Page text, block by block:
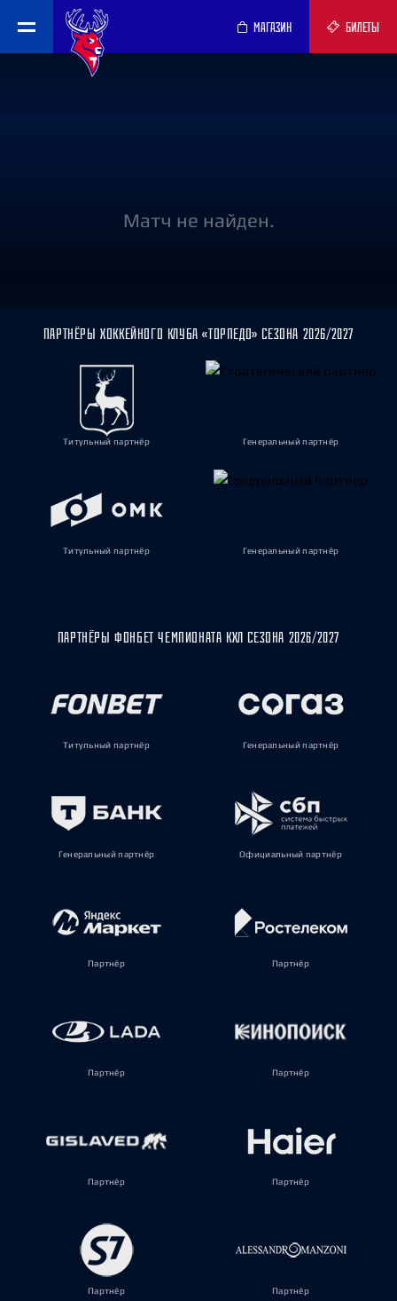
МАГАЗИН БИЛЕТЫ
Матч не найден.
ПАРТНЁРЫ ХОККЕЙНОГО КЛУБА «ТОРПЕДО» СЕЗОНА 2026/2027
Титульный партнёр Генеральный партнёр
Титульный партнёр Генеральный партнёр
ПАРТНЁРЫ ФОНБЕТ ЧЕМПИОНАТА КХЛ СЕЗОНА 2026/2027
Титульный партнёр Генеральный партнёр
Генеральный партнёр Официальный партнёр
Партнёр Партнёр
Партнёр Партнёр
Партнёр Партнёр
Партнёр Партнёр